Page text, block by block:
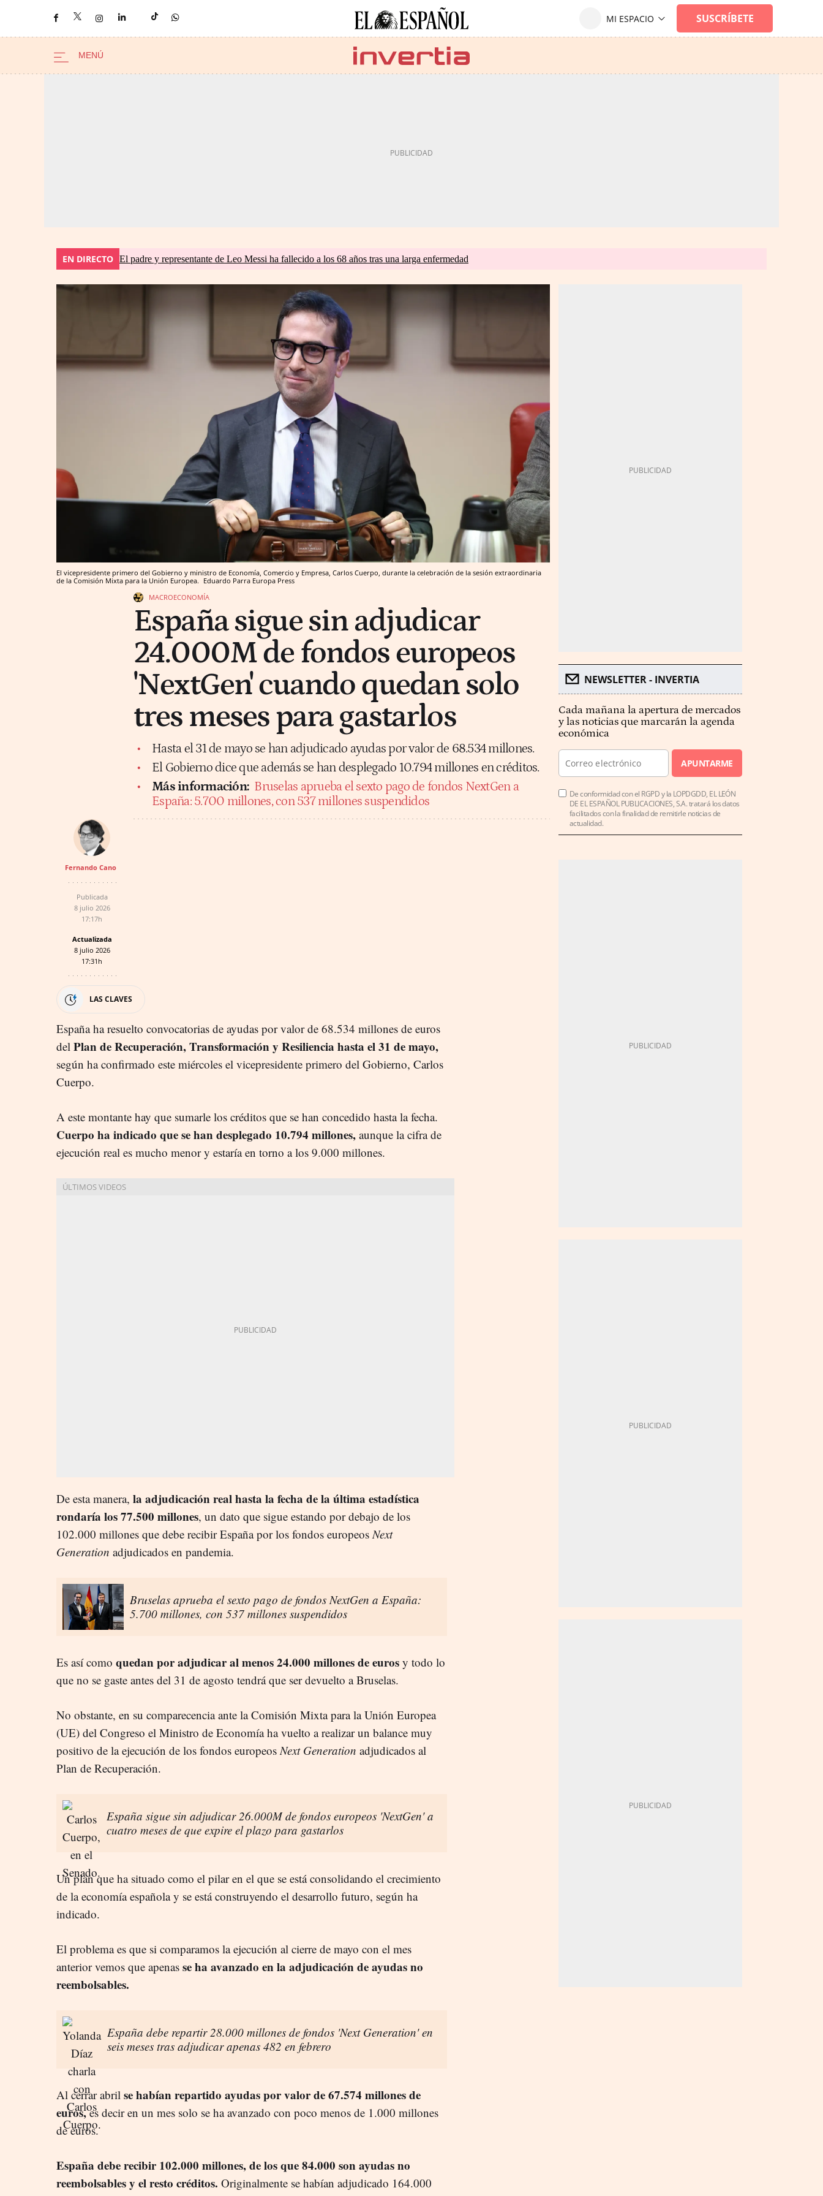
EN DIRECTO El padre y representante de Leo Messi ha fallecido a los 68 años tras una larga enfermedad
El vicepresidente primero del Gobierno y ministro de Economía, Comercio y Empresa, Carlos Cuerpo, durante la celebración de la sesión extraordinaria
de la Comisión Mixta para la Unión Europea. Eduardo Parra Europa Press
MACROECONOMÍA
España sigue sin adjudicar
24.000M de fondos europeos
'NextGen' cuando quedan solo
tres meses para gastarlos
Hasta el 31 de mayo se han adjudicado ayudas por valor de 68.534 millones.
El Gobierno dice que además se han desplegado 10.794 millones en créditos.
Más información: Bruselas aprueba el sexto pago de fondos NextGen a
España: 5.700 millones, con 537 millones suspendidos
Fernando Cano
Publicada
8 julio 2026
17:17h
Actualizada
8 julio 2026
17:31h
LAS CLAVES
España ha resuelto convocatorias de ayudas por valor de 68.534 millones de euros
del Plan de Recuperación, Transformación y Resiliencia hasta el 31 de mayo,
según ha confirmado este miércoles el vicepresidente primero del Gobierno, Carlos
Cuerpo.
A este montante hay que sumarle los créditos que se han concedido hasta la fecha.
Cuerpo ha indicado que se han desplegado 10.794 millones, aunque la cifra de
ejecución real es mucho menor y estaría en torno a los 9.000 millones.
De esta manera, la adjudicación real hasta la fecha de la última estadística
rondaría los 77.500 millones, un dato que sigue estando por debajo de los
102.000 millones que debe recibir España por los fondos europeos Next
Generation adjudicados en pandemia.
Bruselas aprueba el sexto pago de fondos NextGen a España:
5.700 millones, con 537 millones suspendidos
Es así como quedan por adjudicar al menos 24.000 millones de euros y todo lo
que no se gaste antes del 31 de agosto tendrá que ser devuelto a Bruselas.
No obstante, en su comparecencia ante la Comisión Mixta para la Unión Europea
(UE) del Congreso el Ministro de Economía ha vuelto a realizar un balance muy
positivo de la ejecución de los fondos europeos Next Generation adjudicados al
Plan de Recuperación.
España sigue sin adjudicar 26.000M de fondos europeos 'NextGen' a
cuatro meses de que expire el plazo para gastarlos
Un plan que ha situado como el pilar en el que se está consolidando el crecimiento
de la economía española y se está construyendo el desarrollo futuro, según ha
indicado.
El problema es que si comparamos la ejecución al cierre de mayo con el mes
anterior vemos que apenas se ha avanzado en la adjudicación de ayudas no
reembolsables.
España debe repartir 28.000 millones de fondos 'Next Generation' en
seis meses tras adjudicar apenas 482 en febrero
Al cerrar abril se habían repartido ayudas por valor de 67.574 millones de
euros,es decir en un mes solo se ha avanzado con poco menos de 1.000 millones
de euros.
España debe recibir 102.000 millones, de los que 84.000 son ayudas no
reembolsables y el resto créditos. Originalmente se habían adjudicado 164.000
NEWSLETTER - INVERTIA
Cada mañana la apertura de mercados
y las noticias que marcarán la agenda
económica
APUNTARME
De conformidad con el RGPD y la LOPDGDD, EL LEÓN
DE EL ESPAÑOL PUBLICACIONES, S.A. tratará los datos
facilitados con la finalidad de remitirle noticias de
actualidad.